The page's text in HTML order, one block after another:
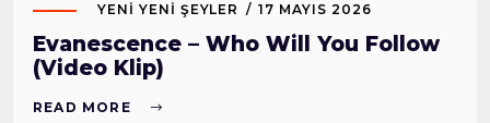
YENI YENI ŞEYLER 17 MAYIS 2026
Evanescence – Who Will You Follow
(Video Klip)
READ MORE